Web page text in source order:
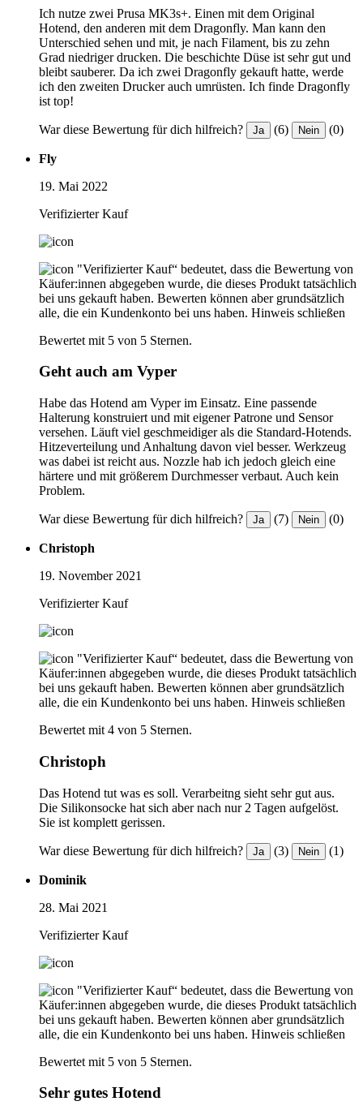
Ich nutze zwei Prusa MK3s+. Einen mit dem Original
Hotend, den anderen mit dem Dragonfly. Man kann den
Unterschied sehen und mit, je nach Filament, bis zu zehn
Grad niedriger drucken. Die beschichte Düse ist sehr gut und
bleibt sauberer. Da ich zwei Dragonfly gekauft hatte, werde
ich den zweiten Drucker auch umrüsten. Ich finde Dragonfly
ist top!
War diese Bewertung für dich hilfreich? Ja (6) Nein (0)
Fly
19. Mai 2022
Verifizierter Kauf
"Verifizierter Kauf“ bedeutet, dass die Bewertung von
Käufer:innen abgegeben wurde, die dieses Produkt tatsächlich
bei uns gekauft haben. Bewerten können aber grundsätzlich
alle, die ein Kundenkonto bei uns haben. Hinweis schließen
Bewertet mit 5 von 5 Sternen.
Geht auch am Vyper
Habe das Hotend am Vyper im Einsatz. Eine passende
Halterung konstruiert und mit eigener Patrone und Sensor
versehen. Läuft viel geschmeidiger als die Standard-Hotends.
Hitzeverteilung und Anhaltung davon viel besser. Werkzeug
was dabei ist reicht aus. Nozzle hab ich jedoch gleich eine
härtere und mit größerem Durchmesser verbaut. Auch kein
Problem.
War diese Bewertung für dich hilfreich? Ja (7) Nein (0)
Christoph
19. November 2021
Verifizierter Kauf
"Verifizierter Kauf“ bedeutet, dass die Bewertung von
Käufer:innen abgegeben wurde, die dieses Produkt tatsächlich
bei uns gekauft haben. Bewerten können aber grundsätzlich
alle, die ein Kundenkonto bei uns haben. Hinweis schließen
Bewertet mit 4 von 5 Sternen.
Christoph
Das Hotend tut was es soll. Verarbeitng sieht sehr gut aus.
Die Silikonsocke hat sich aber nach nur 2 Tagen aufgelöst.
Sie ist komplett gerissen.
War diese Bewertung für dich hilfreich? Ja (3) Nein (1)
Dominik
28. Mai 2021
Verifizierter Kauf
"Verifizierter Kauf“ bedeutet, dass die Bewertung von
Käufer:innen abgegeben wurde, die dieses Produkt tatsächlich
bei uns gekauft haben. Bewerten können aber grundsätzlich
alle, die ein Kundenkonto bei uns haben. Hinweis schließen
Bewertet mit 5 von 5 Sternen.
Sehr gutes Hotend